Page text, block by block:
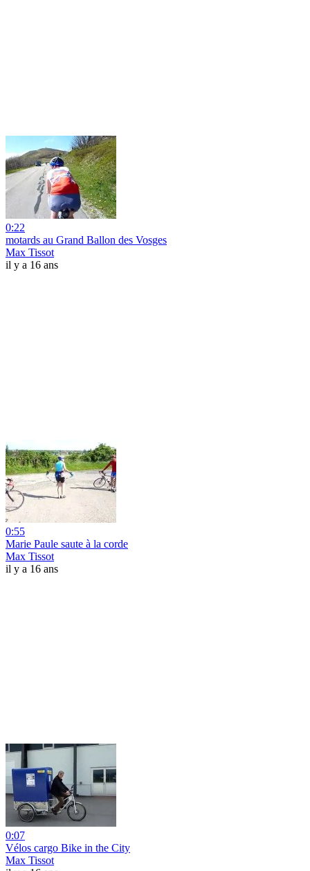
0:22
motards au Grand Ballon des Vosges
Max Tissot
il y a 16 ans
0:55
Marie Paule saute à la corde
Max Tissot
il y a 16 ans
0:07
Vélos cargo Bike in the City
Max Tissot